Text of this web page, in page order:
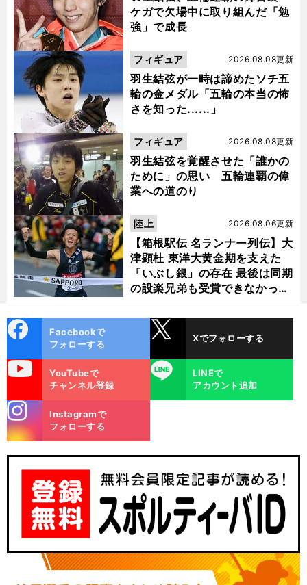
：
】
角
前
ケガで欠場中に取り組んだ「勉
強」で成長
羽生結弦が一時は諦めたソチ五
輪の金メダル「五輪の本当の怖
さを知った......」
2026.08.08更新
フィギュア
羽生結弦を覚醒させた「誰かの
ために」の思い 五輪連覇の偉
業への道のり
2026.08.08更新
フィギュア
【箱根駅伝 名ランナー列伝】大
津顕杜 東洋大黄金期を支えた
「いぶし銀」の存在 最後は同期
の設楽兄弟も受賞できなかった
金栗杯に輝く
2026.08.06更新
陸上
ok
Facebookで
フォローする
Xでフォローする
YouTubeで
チャンネル登録
LINE
LINEで
アカウント追加
m
Instagramで
フォローする